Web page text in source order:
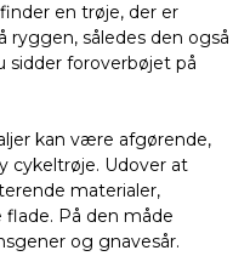
en trøje, der er
således den også
sidder foroverbøjet på
kan være afgørende,
cykeltrøje. Udover at
materialer,
På den måde
og gnavesår.